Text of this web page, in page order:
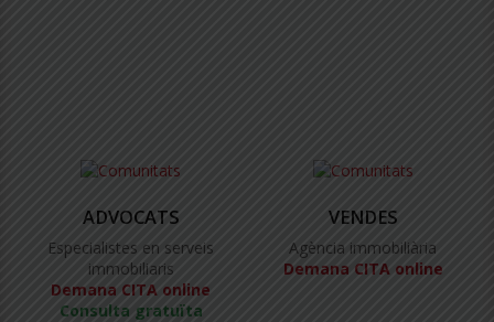
ADVOCATS
Especialistes en serveis
immobiliaris
Demana CITA online
Consulta gratuïta
VENDES
Agència immobiliària
Demana CITA online